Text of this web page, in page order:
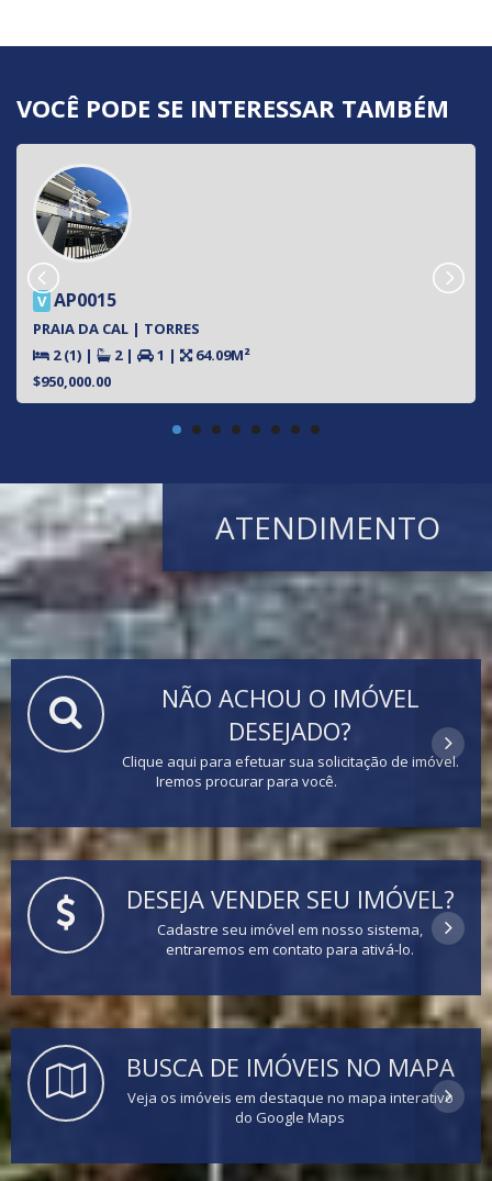
VOCÊ PODE SE INTERESSAR TAMBÉM
V AP0015
PRAIA DA CAL | TORRES
2 (1) | 2 | 1 |
64.09M²
$950,000.00
ATENDIMENTO
NÃO ACHOU O IMÓVEL
DESEJADO?
Clique aqui para efetuar sua solicitação de imóvel.
Iremos procurar para você.
DESEJA VENDER SEU IMÓVEL?
Cadastre seu imóvel em nosso sistema,
entraremos em contato para ativá-lo.
BUSCA DE IMÓVEIS NO MAPA
Veja os imóveis em destaque no mapa interativo
do Google Maps